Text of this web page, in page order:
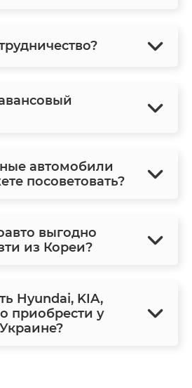
автомобили
посоветовать?
выгодно
из Кореи?
Hyundai, KIA,
приобрести у